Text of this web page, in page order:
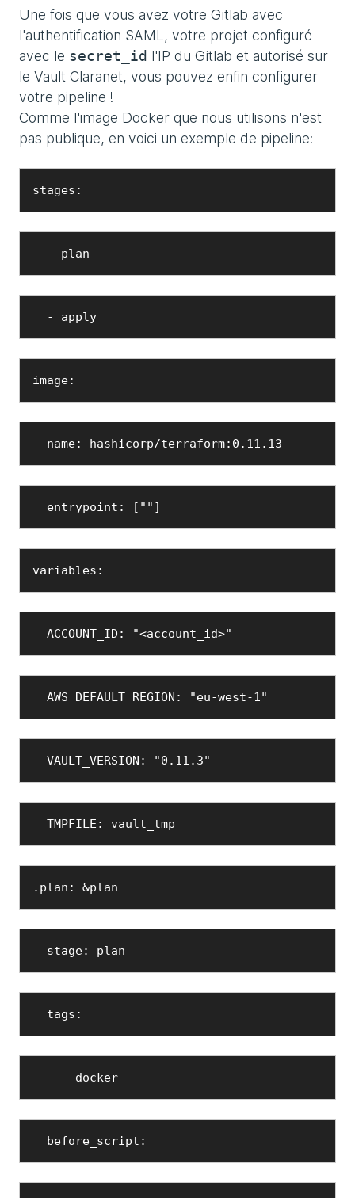
Une fois que vous avez votre Gitlab avec
l'authentification SAML, votre projet configuré
avec le secret_id l'IP du Gitlab et autorisé sur
le Vault Claranet, vous pouvez enfin configurer
votre pipeline !
Comme l'image Docker que nous utilisons n'est
pas publique, en voici un exemple de pipeline:
stages:
  - plan
  - apply
image:
  name: hashicorp/terraform:0.11.13
  entrypoint: [""]
variables:
  ACCOUNT_ID: "<account_id>"
  AWS_DEFAULT_REGION: "eu-west-1"
  VAULT_VERSION: "0.11.3"
  TMPFILE: vault_tmp
.plan: &plan
  stage: plan
  tags:
- docker
  before_script: